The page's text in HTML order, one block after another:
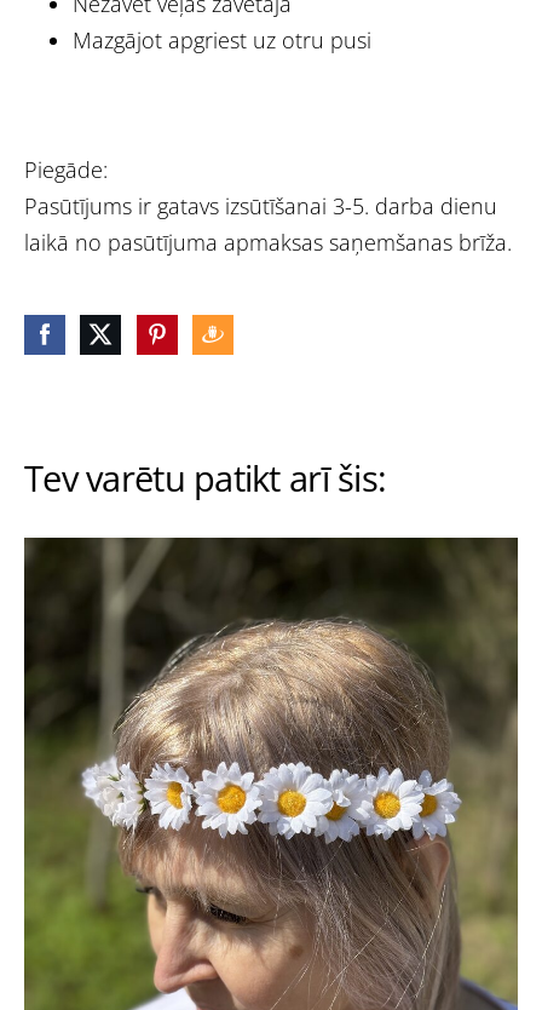
Mazgājot apgriest uz otru pusi
Piegāde:
Pasūtījums ir gatavs izsūtīšanai 3-5. darba dienu
laikā no pasūtījuma apmaksas saņemšanas brīža.
Tev varētu patikt arī šis: